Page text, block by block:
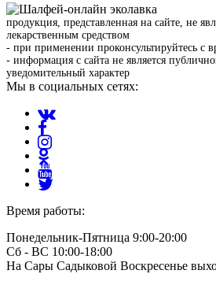
продукция, представленная на сайте, не
лекарственным средством
- при применении проконсультируйтесь с
- информация с сайта не является
уведомительный характер
Мы в социальных сетях:
Время работы:
Понедельник-Пятница 9:00-20:00
Сб - ВС 10:00-18:00
На Сары Садыковой Воскресенье